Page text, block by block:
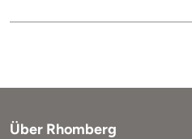
Über Rhomberg